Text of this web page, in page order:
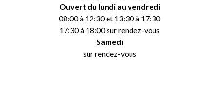
Ouvert du lundi au vendredi
08:00 à 12:30 et 13:30 à 17:30
17:30 à 18:00 sur rendez-vous
Samedi
sur rendez-vous